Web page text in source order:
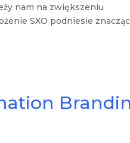
nam na zwiększeniu
SXO podniesie